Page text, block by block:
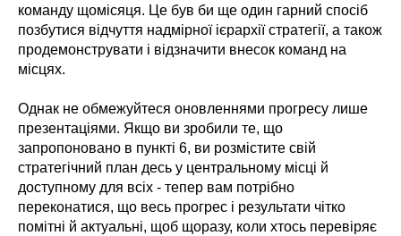
команду щомісяця. Це був би ще один гарний спосіб
позбутися відчуття надмірної ієрархії стратегії, а також
продемонструвати і відзначити внесок команд на
місцях.
Однак не обмежуйтеся оновленнями прогресу лише
презентаціями. Якщо ви зробили те, що
запропоновано в пункті 6, ви розмістите свій
стратегічний план десь у центральному місці й
доступному для всіх - тепер вам потрібно
переконатися, що весь прогрес і результати чітко
помітні й актуальні, щоб щоразу, коли хтось перевіряє